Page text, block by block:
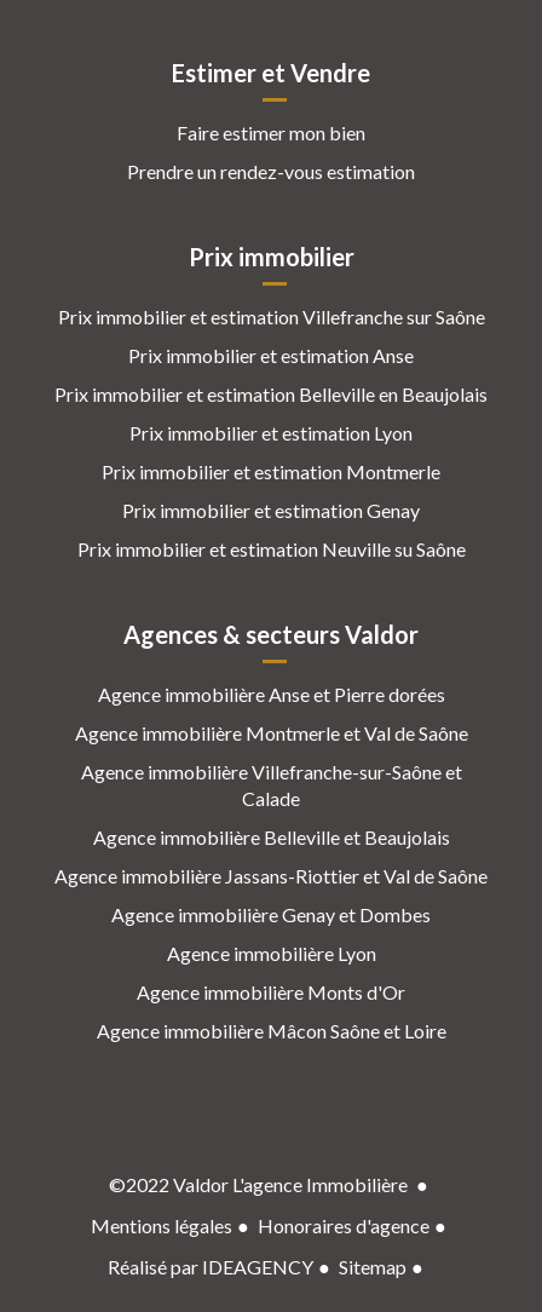
Estimer et Vendre
Faire estimer mon bien
Prendre un rendez-vous estimation
Prix immobilier
Prix immobilier et estimation Villefranche sur Saône
Prix immobilier et estimation Anse
Prix immobilier et estimation Belleville en Beaujolais
Prix immobilier et estimation Lyon
Prix immobilier et estimation Montmerle
Prix immobilier et estimation Genay
Prix immobilier et estimation Neuville su Saône
Agences & secteurs Valdor
Agence immobilière Anse et Pierre dorées
Agence immobilière Montmerle et Val de Saône
Agence immobilière Villefranche-sur-Saône et
Calade
Agence immobilière Belleville et Beaujolais
Agence immobilière Jassans-Riottier et Val de Saône
Agence immobilière Genay et Dombes
Agence immobilière Lyon
Agence immobilière Monts d'Or
Agence immobilière Mâcon Saône et Loire
©2022 Valdor L'agence Immobilière
Mentions légales
Honoraires d'agence
Réalisé par IDEAGENCY
Sitemap